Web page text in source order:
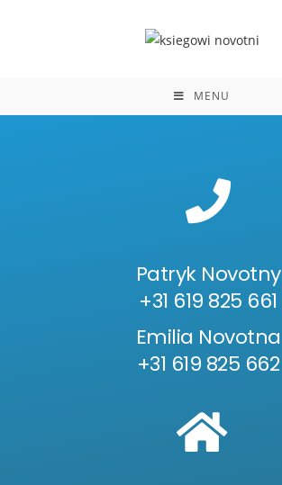
MENU
Patryk Novotny
+31 619 825 661
Emilia Novotna
+31 619 825 662